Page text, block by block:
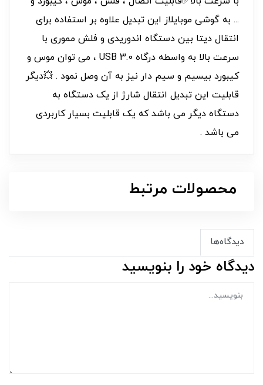
... به گوشی موبایلاز این تبدیل علاوه بر استفاده برای
انتقال دیتا بین دستگاه اندوریدی و فلش مموری با
سرعت بالا به واسطه درگاه USB 3.0 ، می توان موس و
کیبورد بیسیم و سیم دار نیز به آن وصل نمود . 💥دیگر
قابلیت این تبدیل انتقال شارژ از یک دستگاه به
دستگاه دیگر می باشد که یک قابلیت بسیار کاربردی
می باشد .
محصولات مرتبط
دیدگاه‌ها
دیدگاه خود را بنویسید